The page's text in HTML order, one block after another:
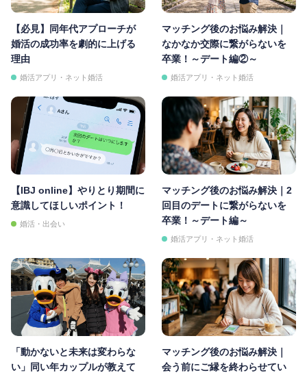
【必見】同年代アプローチが
婚活の成功率を劇的に上げる
理由
婚活アプリ・ネット婚活
マッチング後のお悩み解決｜
なかなか交際に繋がらないを
卒業！～デート編②～
婚活アプリ・ネット婚活
【IBJ online】やりとり期間に
意識してほしいポイント！
婚活・出会い
マッチング後のお悩み解決｜2
回目のデートに繋がらないを
卒業！～デート編～
婚活アプリ・ネット婚活
「動かないと未来は変わらな
い」同い年カップルが教えて
マッチング後のお悩み解決｜
会う前にご縁を終わらせてい